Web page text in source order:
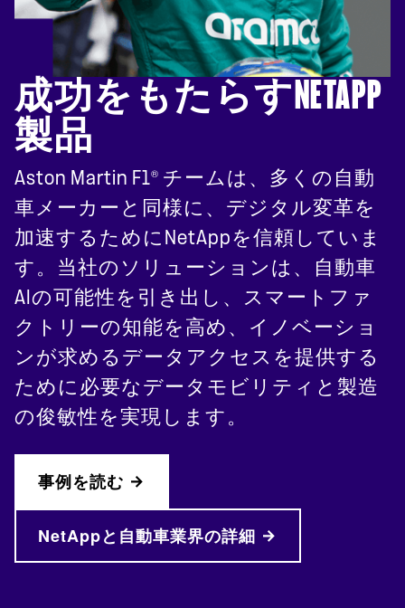
成功をもたらすNETAPP
製品
Aston Martin F1® チームは、多くの自動
車メーカーと同様に、デジタル変革を
加速するためにNetAppを信頼していま
す。当社のソリューションは、自動車
AIの可能性を引き出し、スマートファ
クトリーの知能を高め、イノベーショ
ンが求めるデータアクセスを提供する
ために必要なデータモビリティと製造
の俊敏性を実現します。
事例を読む
NetAppと自動車業界の詳細